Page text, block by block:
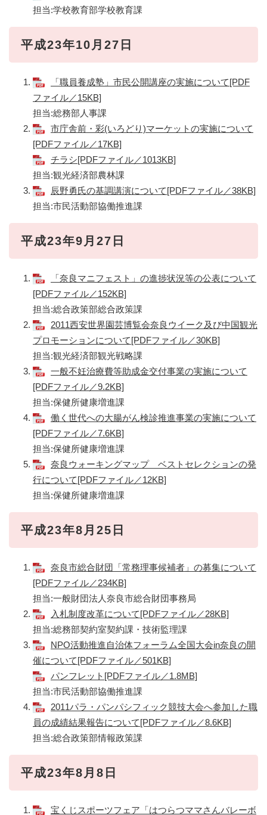
担当:学校教育部学校教育課
平成23年10月27日
「職員養成塾」市民公開講座の実施について[PDF
ファイル／15KB]
担当:総務部人事課
市庁舎前・彩(いろどり)マーケットの実施について
[PDFファイル／17KB]
チラシ[PDFファイル／1013KB]
担当:観光経済部農林課
辰野勇氏の基調講演について[PDFファイル／38KB]
担当:市民活動部協働推進課
平成23年9月27日
「奈良マニフェスト」の進捗状況等の公表について
[PDFファイル／152KB]
担当:総合政策部総合政策課
2011西安世界園芸博覧会奈良ウイーク及び中国観光
プロモーションについて[PDFファイル／30KB]
担当:観光経済部観光戦略課
一般不妊治療費等助成金交付事業の実施について
[PDFファイル／9.2KB]
担当:保健所健康増進課
働く世代への大腸がん検診推進事業の実施について
[PDFファイル／7.6KB]
担当:保健所健康増進課
奈良ウォーキングマップ ベストセレクションの発
行について[PDFファイル／12KB]
担当:保健所健康増進課
平成23年8月25日
奈良市総合財団「常務理事候補者」の募集について
[PDFファイル／234KB]
担当:一般財団法人奈良市総合財団事務局
入札制度改革について[PDFファイル／28KB]
担当:総務部契約室契約課・技術監理課
NPO活動推進自治体フォーラム全国大会in奈良の開
催について[PDFファイル／501KB]
パンフレット[PDFファイル／1.8MB]
担当:市民活動部協働推進課
2011パラ・パンパシフィック競技大会へ参加した職
員の成績結果報告について[PDFファイル／8.6KB]
担当:総合政策部情報政策課
平成23年8月8日
宝くじスポーツフェア「はつらつママさんバレーボ